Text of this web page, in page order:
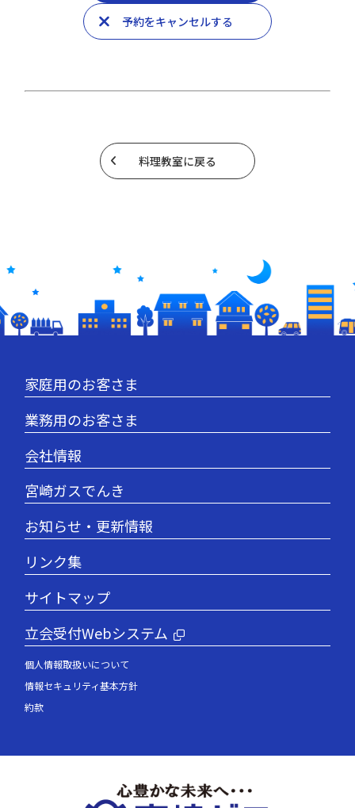
予約をキャンセルする
料理教室に戻る
家庭用のお客さま
業務用のお客さま
会社情報
宮崎ガスでんき
お知らせ・更新情報
リンク集
サイトマップ
立会受付Webシステム
個人情報取扱いについて
情報セキュリティ基本方針
約款